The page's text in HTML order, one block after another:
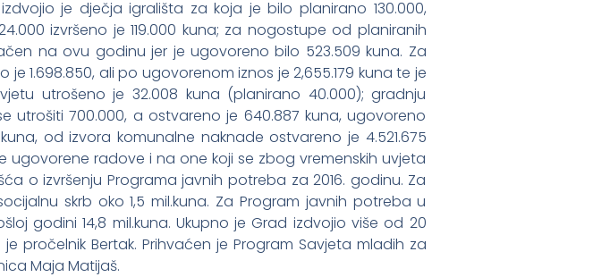
je dječja igrališta za koja je bilo planirano 130.000,
izvršeno je 119.000 kuna; za nogostupe od planiranih
na ovu godinu jer je ugovoreno bilo 523.509 kuna. Za
1.698.850, ali po ugovorenom iznos je 2,655.179 kuna te je
utrošeno je 32.008 kuna (planirano 40.000); gradnju
700.000, a ostvareno je 640.887 kuna, ugovoreno
od izvora komunalne naknade ostvareno je 4.521.675
ugovorene radove i na one koji se zbog vremenskih uvjeta
o izvršenju Programa javnih potreba za 2016. godinu. Za
skrb oko 1,5 mil.kuna. Za Program javnih potreba u
godini 14,8 mil.kuna. Ukupno je Grad izdvojio više od 20
pročelnik Bertak. Prihvaćen je Program Savjeta mladih za
Maja Matijaš.